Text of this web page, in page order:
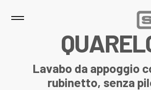
QUAREL
Lavabo da appoggio
rubinetto, senza